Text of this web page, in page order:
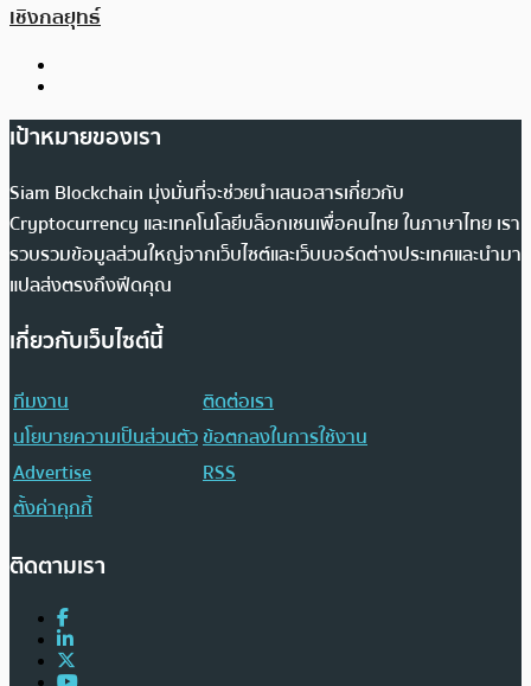
เชิงกลยุทธ์
เป้าหมายของเรา
Siam Blockchain มุ่งมั่นที่จะช่วยนำเสนอสารเกี่ยวกับ
Cryptocurrency และเทคโนโลยีบล็อกเชนเพื่อคนไทย ในภาษาไทย เรา
รวบรวมข้อมูลส่วนใหญ่จากเว็บไซต์และเว็บบอร์ดต่างประเทศและนำมา
แปลส่งตรงถึงฟีดคุณ
เกี่ยวกับเว็บไซต์นี้
ทีมงาน
ติดต่อเรา
นโยบายความเป็นส่วนตัวข้อตกลงในการใช้งาน
Advertise
RSS
ตั้งค่าคุกกี้
ติดตามเรา